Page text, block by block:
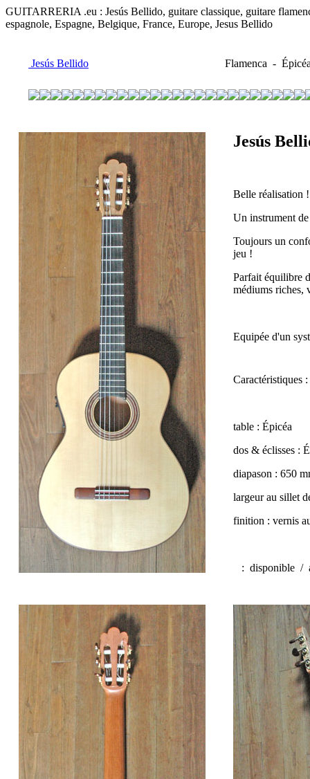
GUITARRERIA .eu : Jesús Bellido, guitare classique, guitare
espagnole, Espagne, Belgique, France, Europe, Jesus Bellido
Jesús Bellido Flamenca -
Jesús
Belle réalisation !
Un instrument
Toujours un
jeu !
Parfait équilibre
médiums riches,
Equipée d'un
Caractéristiques :
table : Épicéa
dos & éclisses :
diapason : 650
largeur au sillet
finition : vernis
: disponible /